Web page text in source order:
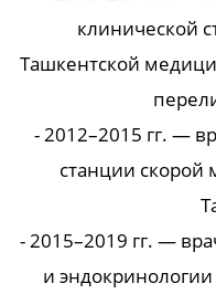
клинической
Ташкентской
- 2012–2015 гг. —
станции
- 2015–2019 гг. —
и